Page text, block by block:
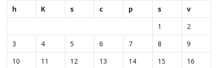
h
K s c p s
v
1
2
3
4 5 6 7 8
9
10
11 12 13 14 15
16